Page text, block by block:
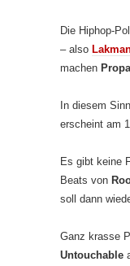
Die Hiphop-
– also
machen
In diesem
erscheint am
Es gibt keine
Beats von
soll dann
Ganz krasse
Untouchable